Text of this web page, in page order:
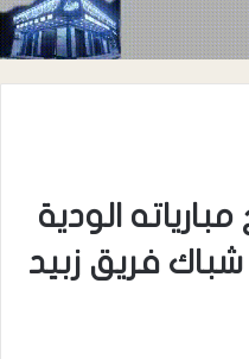
الودية
فريق زبيد